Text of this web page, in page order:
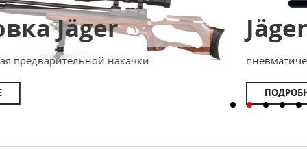
накачки
Jäger-
пневматическая